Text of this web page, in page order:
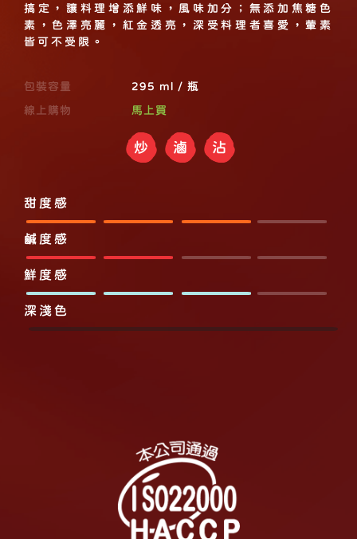
搞定，讓料理增添鮮味，風味加分；無添加焦糖色
素，色澤亮麗，紅金透亮，深受料理者喜愛，葷素
皆可不受限。
包裝容量 295 ml / 瓶
線上購物 馬上買
炒 滷 沾
甜度感
鹹度感
鮮度感
深淺色